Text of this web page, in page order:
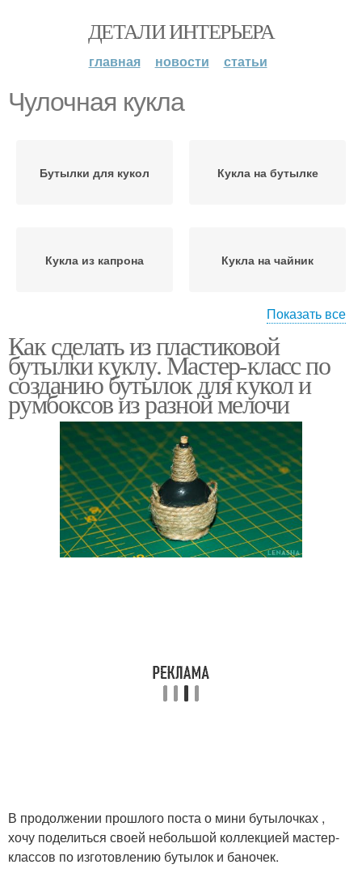
ДЕТАЛИ ИНТЕРЬЕРА
главная новости статьи
Чулочная кукла
Бутылки для кукол Кукла на бутылке
Кукла из капрона Кукла на чайник
бутылок
Кукла из бутылки
Кукла из бутылок
Кукла из пластиковой
бутылки
Кукла из пластиковых
бутылок
Капроновые куклы
Показать все
Как сделать из пластиковой
бутылки куклу. Мастер-класс по
созданию бутылок для кукол и
румбоксов из разной мелочи
В продолжении прошлого поста о мини бутылочках ,
хочу поделиться своей небольшой коллекцией мастер-
классов по изготовлению бутылок и баночек.